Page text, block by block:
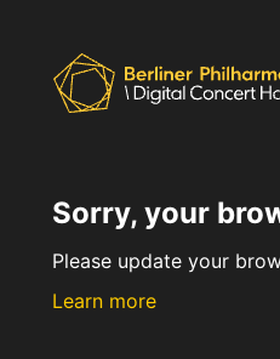
Sorry, your
Please update your
Learn more